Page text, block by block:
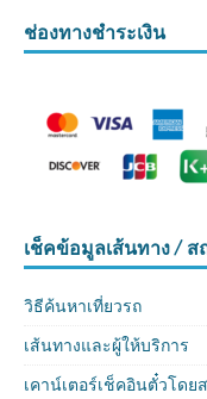
ช่องทางชำระเงิน
เช็คข้อมูลเส้นทาง / ส
วิธีค้นหาเที่ยวรถ
เส้นทางและผู้ให้บริการ
เคาน์เตอร์เช็คอินตั๋วโดย